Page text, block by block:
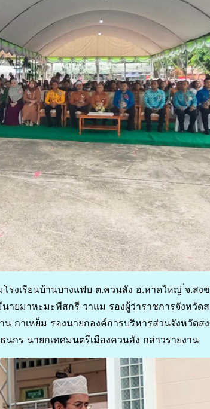
งเรียนบ้านบางแฟบ ต.ควนลัง อ.หาดใหญ่ ่จ.สง
ายมาหะมะพีสกรี วาแม รองผู้ว่าราชการจังหวัด
กาเหย็ม รองนายกองค์การบริหารส่วนจังหวัดส
ร นายกเทศมนตรีเมืองควนลัง กล่าวรายงาน